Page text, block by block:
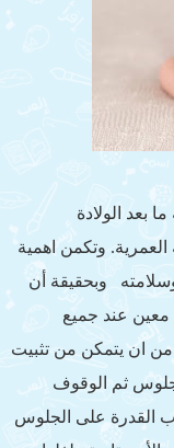
بعد الولادة
العمرية. وتكمن اهمية
وسلامته وبحقيقة أن
عند جميع
من ان يتمكن من تثبيت
ثم الوقوف
القدرة على الجلوس